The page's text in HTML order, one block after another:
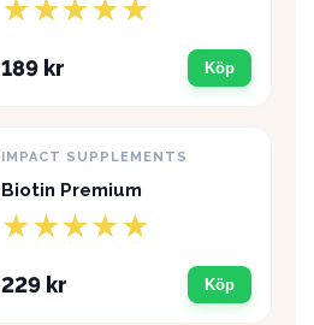
189 kr Köp
IMPACT SUPPLEMENTS
Biotin Premium
229 kr Köp